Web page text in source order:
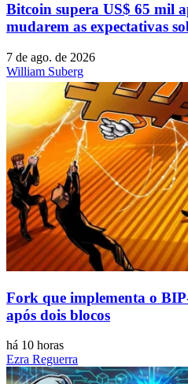
Bitcoin supera US$ 65 mil
mudarem as expectativas
7 de ago. de 2026
William Suberg
Fork que implementa o
após dois blocos
há 10 horas
Ezra Reguerra